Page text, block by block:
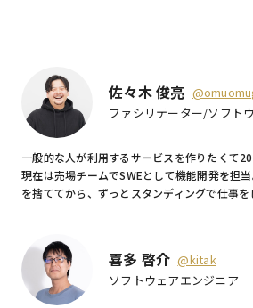
佐々木 俊亮
ファシリテーター/ソフト
一般的な人が利用するサービスを作りたくて
現在は売場チームでSWEとして機能開発を担
を捨ててから、ずっとスタンディングで仕事を
喜多 啓介 @kitak
ソフトウェアエンジニア